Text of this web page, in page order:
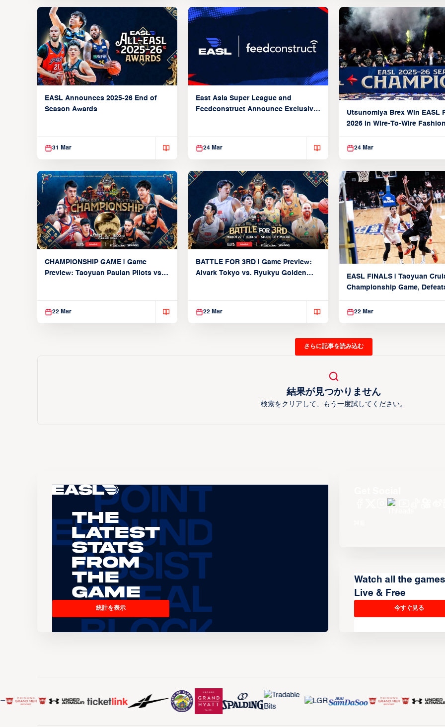
EASL Announces 2025-26 End of
Season Awards
31 Mar
East Asia Super League and
Feedconstruct Announce Exclusive
24 Mar
Utsunomiya Brex Win EASL
2026 in Wire-To-Wire
24 Mar
CHAMPIONSHIP GAME | Game
Preview: Taoyuan Pauian Pilots vs.
22 Mar
BATTLE FOR 3RD | Game Preview:
Alvark Tokyo vs. Ryukyu Golden
22 Mar
EASL FINALS | Taoyuan
Championship Game,
22 Mar
さらに記事を読み込む
結果が見つかりません
検索をクリアして、もう一度試してください。
The
Latest
Stats
From
the
Game
統計を表示
Watch all the games
Live & Free
今すぐ見る